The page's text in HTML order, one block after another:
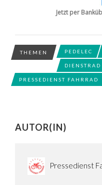
Jetzt per
THEMEN PEDELEC
DIENSTRAD
PRESSEDIENST FAHRRAD
AUTOR(IN)
Pressedienst